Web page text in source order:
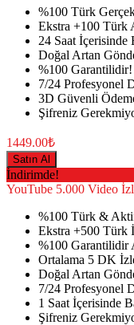
%100 Türk
Ekstra +100 Türk
24 Saat İçerisinde
Doğal Artan
%100
7/24 Profesyonel
3D Güvenli
Şifreniz
1449.00₺
Satın Al
İndirimde!
YouTube 5.000 Video
%100 Türk &
Ekstra +500 Türk
%100 Garantilidir
Ortalama 5 DK
Doğal Artan
7/24 Profesyonel
1 Saat İçerisinde
Şifreniz